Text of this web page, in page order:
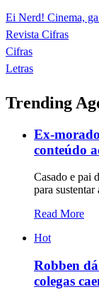
Ei Nerd! Cinema,
Revista Cifras
Cifras
Letras
Trending
Ex-
conteúdo
Casado e pai
para sustentar
Read More
Hot
Robben
colegas